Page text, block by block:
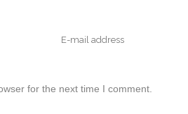
for the next time I comment.